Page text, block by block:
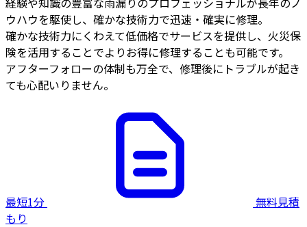
ウハウを駆使し、確かな技術力で迅速・確実に修理。
確かな技術力にくわえて低価格でサービスを提供し、火災保
険を活用することでよりお得に修理することも可能です。
アフターフォローの体制も万全で、修理後にトラブルが起き
ても心配いりません。
最短1分
無料見積
もり